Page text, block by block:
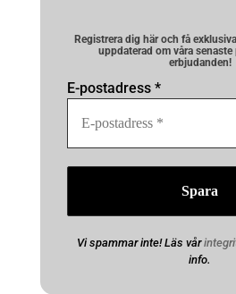
Registrera dig här och få
uppdaterad om våra
erbjudanden!
E-postadress *
Vi spammar inte! Läs vår
info.